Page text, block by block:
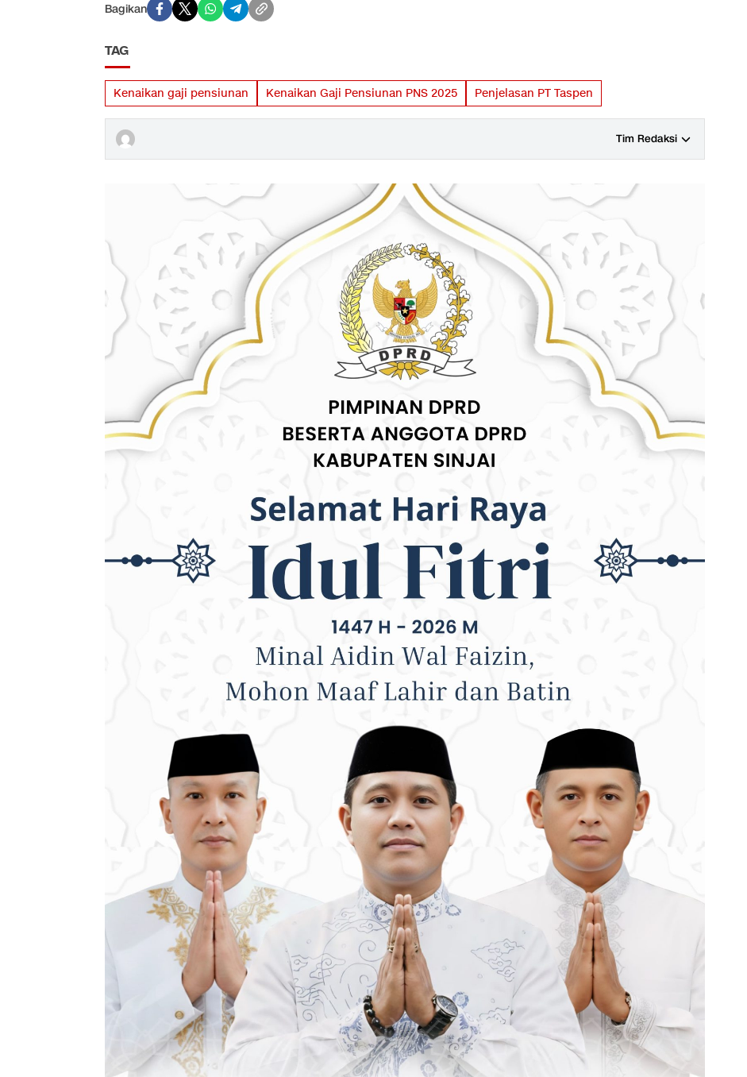
Bagikan
TAG
Kenaikan gaji pensiunan Kenaikan Gaji Pensiunan PNS 2025 Penjelasan PT Taspen
Tim Redaksi